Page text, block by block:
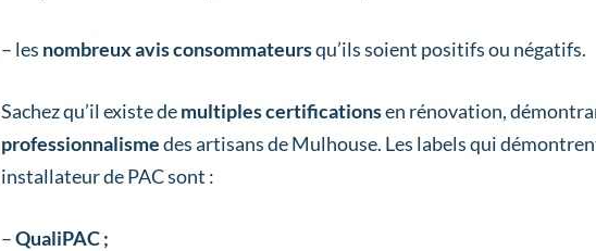
– les nombreux avis consommateursqu’ils soient positifs ou négatifs.
Sachez qu’il existe demultiples certificationsen rénovation,
professionnalismedes artisans de Mulhouse. Les labels qui
installateur de PAC sont :
–QualiPAC ;